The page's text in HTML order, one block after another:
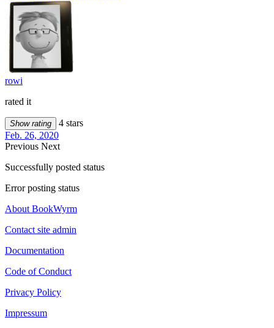
rowi
rated it
Show rating
4 stars
Feb. 26, 2020
Previous Next
Successfully posted status
Error posting status
About BookWyrm
Contact site admin
Documentation
Code of Conduct
Privacy Policy
Impressum